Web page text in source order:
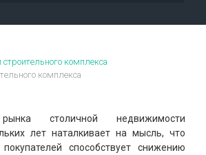
строительного комплекса
комплекса
столичной недвижимости
лет наталкивает на мысль, что
покупателей способствует снижению